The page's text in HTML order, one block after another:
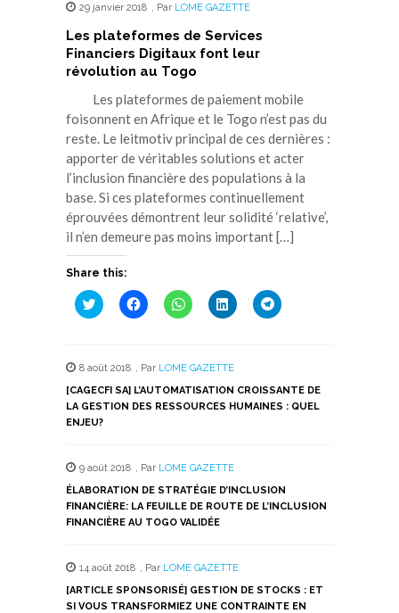
29 janvier 2018 , Par LOME GAZETTE
Les plateformes de Services
Financiers Digitaux font leur
révolution au Togo
Les plateformes de paiement mobile
foisonnent en Afrique et le Togo n’est pas du
reste. Le leitmotiv principal de ces dernières :
apporter de véritables solutions et acter
l’inclusion financière des populations à la
base. Si ces plateformes continuellement
éprouvées démontrent leur solidité ‘relative’,
il n’en demeure pas moins important […]
Share this:
Cliquez
pour
une
nouvelle
fenêtre)
Cliquez
pour
une
nouvelle
fenêtre)
Cliquez
pour
une
nouvelle
fenêtre)
Cliquez
pour
une
nouvelle
fenêtre)
Cliquez
pour
nouvelle
fenêtre)
8 août 2018 , Par LOME GAZETTE
[CAGECFI SA] L’AUTOMATISATION CROISSANTE DE
LA GESTION DES RESSOURCES HUMAINES : QUEL
ENJEU?
9 août 2018 , Par LOME GAZETTE
ÉLABORATION DE STRATÉGIE D’INCLUSION
FINANCIÈRE: LA FEUILLE DE ROUTE DE L’INCLUSION
FINANCIÈRE AU TOGO VALIDÉE
14 août 2018 , Par LOME GAZETTE
[ARTICLE SPONSORISÉ] GESTION DE STOCKS : ET
SI VOUS TRANSFORMIEZ UNE CONTRAINTE EN